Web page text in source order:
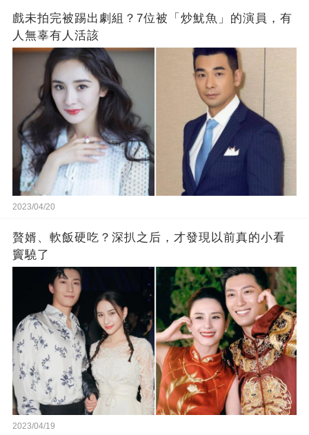
戲未拍完被踢出劇組？7位被「炒魷魚」的演員，有
人無辜有人活該
2023/04/20
贅婿、軟飯硬吃？深扒之后，才發現以前真的小看
竇驍了
2023/04/19